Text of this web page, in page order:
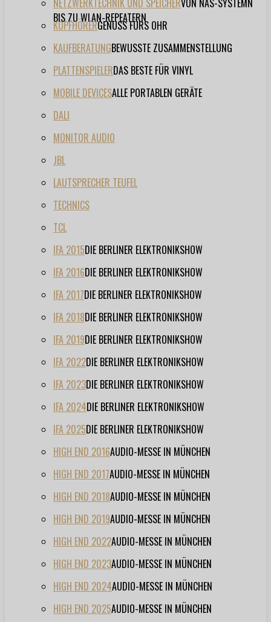
NETZWERKTECHNIK UND SPEICHERVON NAS-SYSTEMN
BIS ZU WLAN-REPEATERN
KOPFHÖRERGENUSS FÜRS OHR
KAUFBERATUNGBEWUSSTE ZUSAMMENSTELLUNG
PLATTENSPIELERDAS BESTE FÜR VINYL
MOBILE DEVICESALLE PORTABLEN GERÄTE
DALI
MONITOR AUDIO
JBL
LAUTSPRECHER TEUFEL
TECHNICS
TCL
IFA 2015DIE BERLINER ELEKTRONIKSHOW
IFA 2016DIE BERLINER ELEKTRONIKSHOW
IFA 2017DIE BERLINER ELEKTRONIKSHOW
IFA 2018DIE BERLINER ELEKTRONIKSHOW
IFA 2019DIE BERLINER ELEKTRONIKSHOW
IFA 2022DIE BERLINER ELEKTRONIKSHOW
IFA 2023DIE BERLINER ELEKTRONIKSHOW
IFA 2024DIE BERLINER ELEKTRONIKSHOW
IFA 2025DIE BERLINER ELEKTRONIKSHOW
HIGH END 2016AUDIO-MESSE IN MÜNCHEN
HIGH END 2017AUDIO-MESSE IN MÜNCHEN
HIGH END 2018AUDIO-MESSE IN MÜNCHEN
HIGH END 2019AUDIO-MESSE IN MÜNCHEN
HIGH END 2022AUDIO-MESSE IN MÜNCHEN
HIGH END 2023AUDIO-MESSE IN MÜNCHEN
HIGH END 2024AUDIO-MESSE IN MÜNCHEN
HIGH END 2025AUDIO-MESSE IN MÜNCHEN